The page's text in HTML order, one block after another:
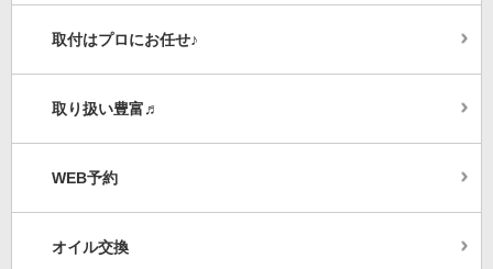
取付はプロにお任せ♪
取り扱い豊富♬
WEB予約
オイル交換